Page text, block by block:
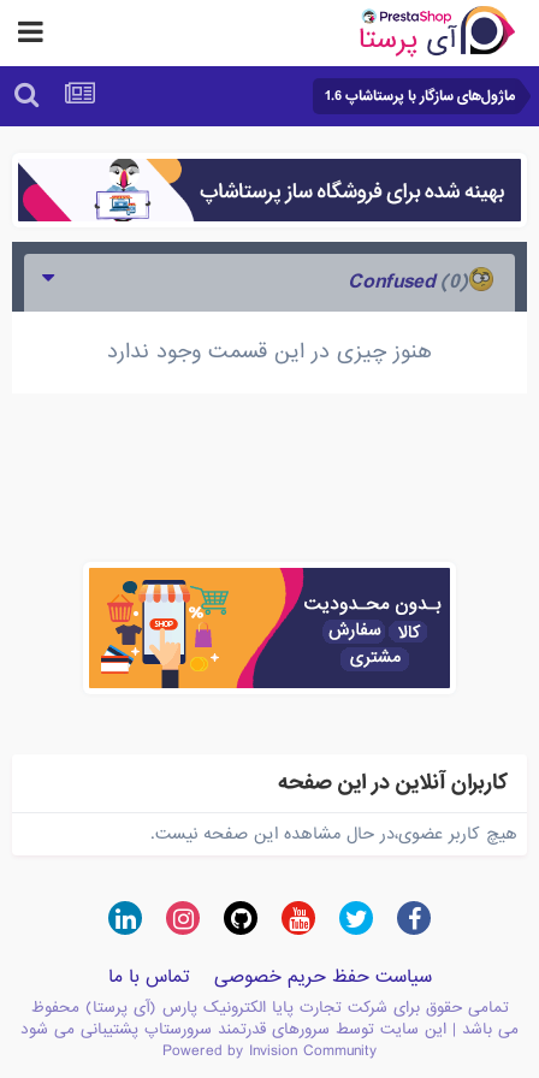
ماژول‌های سازگار با پرستاشاپ 1.6
Confused
(0)
هنوز چیزی در این قسمت وجود ندارد
کاربران آنلاین در این صفحه
هیچ کاربر عضوی،در حال مشاهده این صفحه نیست.
سیاست حفظ حریم خصوصی تماس با ما
تمامی حقوق برای شرکت تجارت پایا الکترونیک پارس (آی پرستا) محفوظ
می باشد | این سایت توسط سرورهای قدرتمند سرورستاپ پشتیبانی می شود
Powered by Invision Community